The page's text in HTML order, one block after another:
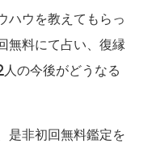
ハウを教えてもらっ
無料にて占い、復縁
の今後がどうなる
是非初回無料鑑定を